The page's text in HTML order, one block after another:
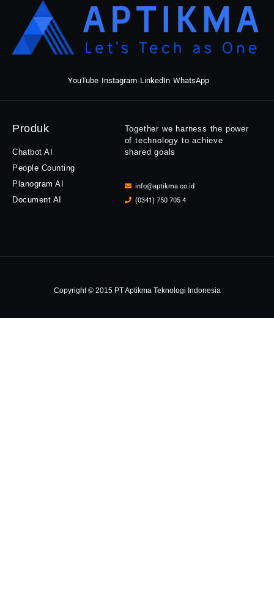
YouTube Instagram LinkedIn WhatsApp
Produk
Chatbot AI
People Counting
Planogram AI
Document AI
Together we harness the power
of technology to achieve
shared goals
info@aptikma.co.id
(0341) 750 705 4
Copyright © 2015 PT Aptikma Teknologi Indonesia